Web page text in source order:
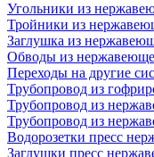
Угольники из
Тройники из
Заглушка из
Обводы из
Переходы на другие
Трубопровод из
Трубопровод из
Трубопровод из
Водорозетки пресс
Заглушки пресс